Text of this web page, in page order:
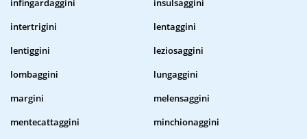
infingardaggini
insulsaggini
intertrigini
lentaggini
lentiggini
leziosaggini
lombaggini
lungaggini
margini
melensaggini
mentecattaggini
minchionaggini